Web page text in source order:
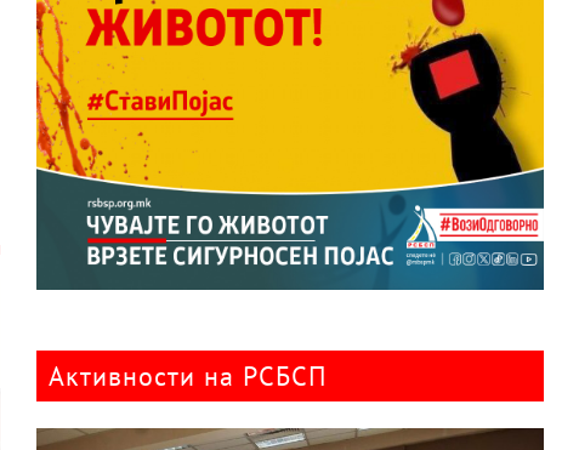
Активности на РСБСП